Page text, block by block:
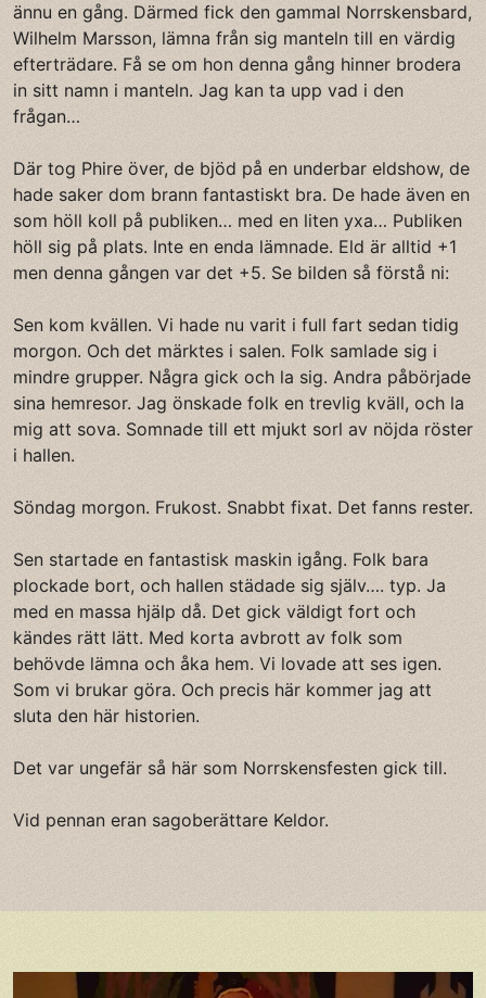
ännu en gång. Därmed fick den gammal Norrskensbard,
Wilhelm Marsson, lämna från sig manteln till en värdig
efterträdare. Få se om hon denna gång hinner brodera
in sitt namn i manteln. Jag kan ta upp vad i den
frågan…
Där tog Phire över, de bjöd på en underbar eldshow, de
hade saker dom brann fantastiskt bra. De hade även en
som höll koll på publiken… med en liten yxa… Publiken
höll sig på plats. Inte en enda lämnade. Eld är alltid +1
men denna gången var det +5. Se bilden så förstå ni:
Sen kom kvällen. Vi hade nu varit i full fart sedan tidig
morgon. Och det märktes i salen. Folk samlade sig i
mindre grupper. Några gick och la sig. Andra påbörjade
sina hemresor. Jag önskade folk en trevlig kväll, och la
mig att sova. Somnade till ett mjukt sorl av nöjda röster
i hallen.
Söndag morgon. Frukost. Snabbt fixat. Det fanns rester.
Sen startade en fantastisk maskin igång. Folk bara
plockade bort, och hallen städade sig själv…. typ. Ja
med en massa hjälp då. Det gick väldigt fort och
kändes rätt lätt. Med korta avbrott av folk som
behövde lämna och åka hem. Vi lovade att ses igen.
Som vi brukar göra. Och precis här kommer jag att
sluta den här historien.
Det var ungefär så här som Norrskensfesten gick till.
Vid pennan eran sagoberättare Keldor.